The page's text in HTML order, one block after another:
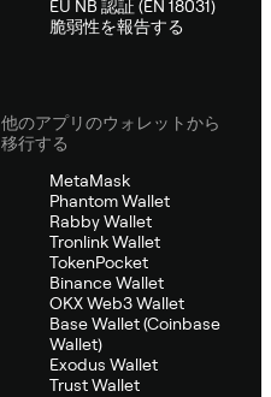
EU NB 認証 (EN 18031)
脆弱性を報告する
他のアプリのウォレットから
移行する
MetaMask
Phantom Wallet
Rabby Wallet
Tronlink Wallet
TokenPocket
Binance Wallet
OKX Web3 Wallet
Base Wallet (Coinbase
Wallet)
Exodus Wallet
Trust Wallet